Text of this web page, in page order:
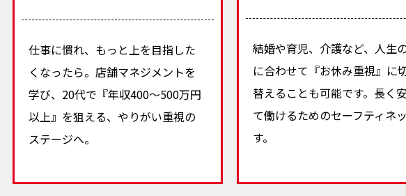
仕事に慣れ、もっと上を目指した
くなったら。店舗マネジメントを
学び、20代で『年収400〜500万円
以上』を狙える、やりがい重視の
ステージへ。
結婚や育児、介護など、人生
に合わせて『お休み重視』に
替えることも可能です。長く
て働けるためのセーフティネ
す。